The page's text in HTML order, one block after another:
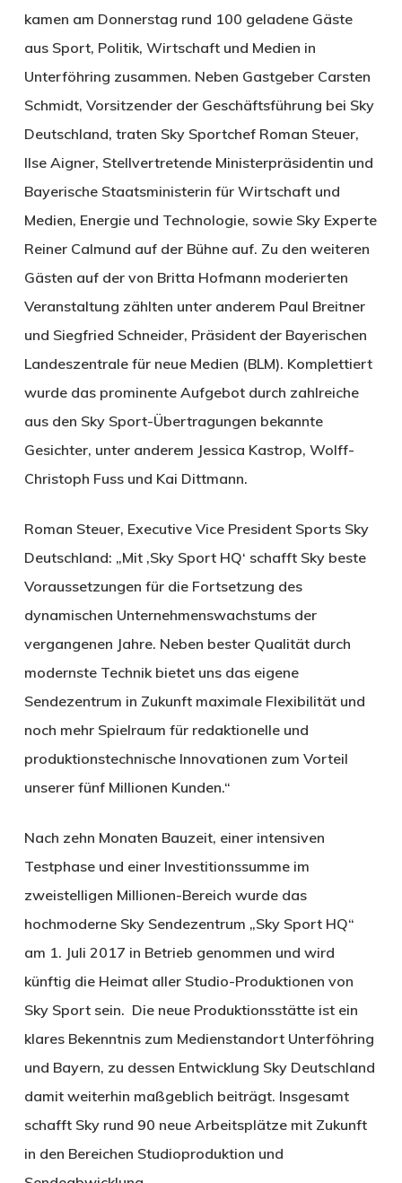
kamen am Donnerstag rund 100 geladene Gäste
aus Sport, Politik, Wirtschaft und Medien in
Unterföhring zusammen. Neben Gastgeber Carsten
Schmidt, Vorsitzender der Geschäftsführung bei Sky
Deutschland, traten Sky Sportchef Roman Steuer,
Ilse Aigner, Stellvertretende Ministerpräsidentin und
Bayerische Staatsministerin für Wirtschaft und
Medien, Energie und Technologie, sowie Sky Experte
Reiner Calmund auf der Bühne auf. Zu den weiteren
Gästen auf der von Britta Hofmann moderierten
Veranstaltung zählten unter anderem Paul Breitner
und Siegfried Schneider, Präsident der Bayerischen
Landeszentrale für neue Medien (BLM). Komplettiert
wurde das prominente Aufgebot durch zahlreiche
aus den Sky Sport-Übertragungen bekannte
Gesichter, unter anderem Jessica Kastrop, Wolff-
Christoph Fuss und Kai Dittmann.
Roman Steuer, Executive Vice President Sports Sky
Deutschland: „Mit ‚Sky Sport HQ‘ schafft Sky beste
Voraussetzungen für die Fortsetzung des
dynamischen Unternehmenswachstums der
vergangenen Jahre. Neben bester Qualität durch
modernste Technik bietet uns das eigene
Sendezentrum in Zukunft maximale Flexibilität und
noch mehr Spielraum für redaktionelle und
produktionstechnische Innovationen zum Vorteil
unserer fünf Millionen Kunden.“
Nach zehn Monaten Bauzeit, einer intensiven
Testphase und einer Investitionssumme im
zweistelligen Millionen-Bereich wurde das
hochmoderne Sky Sendezentrum „Sky Sport HQ“
am 1. Juli 2017 in Betrieb genommen und wird
künftig die Heimat aller Studio-Produktionen von
Sky Sport sein. Die neue Produktionsstätte ist ein
klares Bekenntnis zum Medienstandort Unterföhring
und Bayern, zu dessen Entwicklung Sky Deutschland
damit weiterhin maßgeblich beiträgt. Insgesamt
schafft Sky rund 90 neue Arbeitsplätze mit Zukunft
in den Bereichen Studioproduktion und